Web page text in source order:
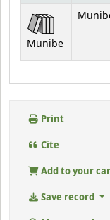
Holdings
Munibe
Print
Cite
Add to your
Save record